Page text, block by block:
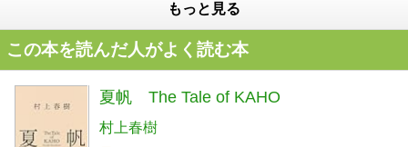
もっと見る
この本を読んだ人がよく読む本
夏帆 The Tale of KAHO
村上春樹